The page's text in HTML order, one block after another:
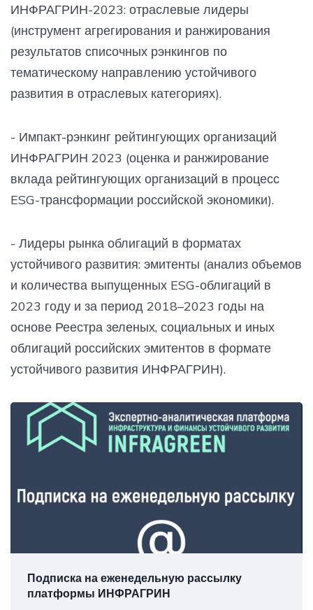
ИНФРАГРИН-2023: отраслевые лидеры
(инструмент агрегирования и ранжирования
результатов списочных рэнкингов по
тематическому направлению устойчивого
развития в отраслевых категориях).
- Импакт-рэнкинг рейтингующих организаций
ИНФРАГРИН 2023 (оценка и ранжирование
вклада рейтингующих организаций в процесс
ESG-трансформации российской экономики).
- Лидеры рынка облигаций в форматах
устойчивого развития: эмитенты (анализ объемов
и количества выпущенных ESG-облигаций в
2023 году и за период 2018–2023 годы на
основе Реестра зеленых, социальных и иных
облигаций российских эмитентов в формате
устойчивого развития ИНФРАГРИН).
Подписка на еженедельную рассылку
платформы ИНФРАГРИН